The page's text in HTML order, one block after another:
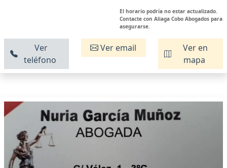
El horario podría no estar actualizado.
Contacte con Aliaga Cobo Abogados para
asegurarse.
Ver
teléfono
Ver email
Ver en
mapa